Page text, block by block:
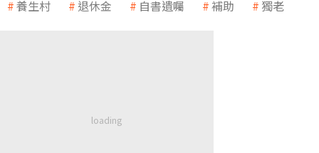
養生村 退休金 自書遺囑 補助 獨老